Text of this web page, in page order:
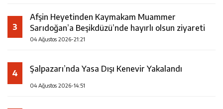
3
Afşin Heyetinden Kaymakam Muammer
Sarıdoğan’a Beşikdüzü’nde hayırlı olsun ziyareti
04 Ağustos 2026-21:21
4 Şalpazarı’nda Yasa Dışı Kenevir Yakalandı
04 Ağustos 2026-14:51